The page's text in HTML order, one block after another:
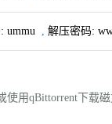
:ummu , 解压密码:
用qBittorrent下载